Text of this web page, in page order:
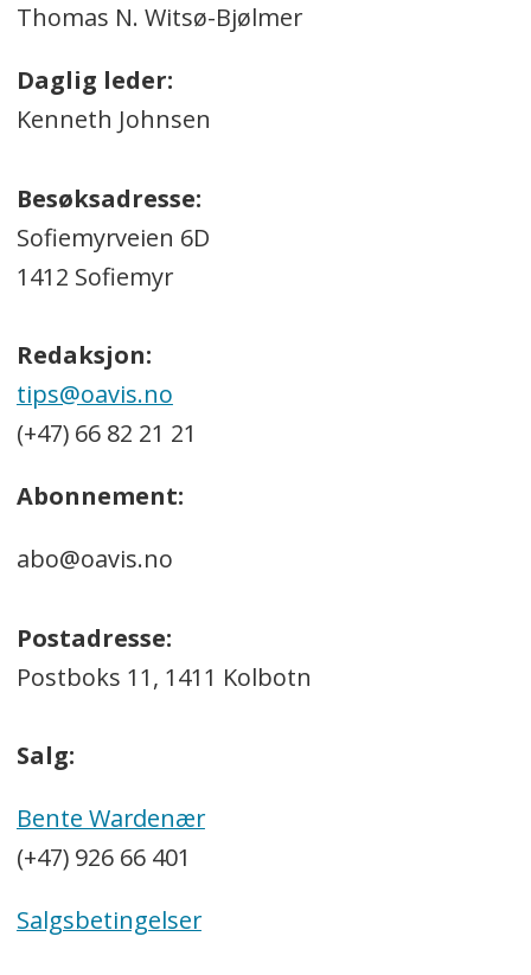
Thomas N. Witsø-Bjølmer
Daglig leder:
Kenneth Johnsen
Besøksadresse:
Sofiemyrveien 6D
1412 Sofiemyr
Redaksjon:
tips@oavis.no
(+47) 66 82 21 21
Abonnement:
abo@oavis.no
Postadresse:
Postboks 11, 1411 Kolbotn
Salg:
Bente Wardenær
(+47) 926 66 401
Salgsbetingelser